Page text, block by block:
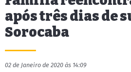
após três dias de
Sorocaba
02 de Janeiro de 2020 às 14:09